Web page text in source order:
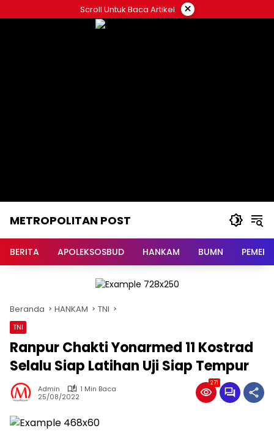
ke
Scroll Untuk Baca Artikel ×
METROPOLITAN POST
BERITA APOLEKSOSBUD HANKAM BUMN
Beranda HANKAM TNI
TNI
Ranpur Chakti Yonarmed 11 Kostrad
Selalu Siap Latihan Uji Siap Tempur
Admin
1 Min Baca
25/08/2022
271